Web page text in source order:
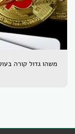
משהו גדול קורה